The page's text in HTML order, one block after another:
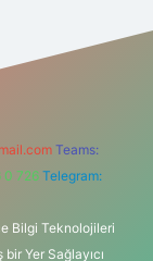
Teams:
0 726 Telegram:
Bilgi Teknolojileri
Yer Sağlayıcı